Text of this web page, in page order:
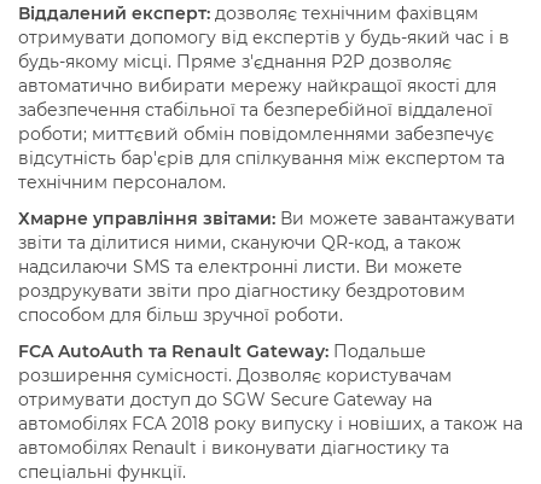
Віддалений експерт: дозволяє технічним фахівцям
отримувати допомогу від експертів у будь-який час і в
будь-якому місці. Пряме з'єднання P2P дозволяє
автоматично вибирати мережу найкращої якості для
забезпечення стабільної та безперебійної віддаленої
роботи; миттєвий обмін повідомленнями забезпечує
відсутність бар'єрів для спілкування між експертом та
технічним персоналом.
Хмарне управління звітами: Ви можете завантажувати
звіти та ділитися ними, скануючи QR-код, а також
надсилаючи SMS та електронні листи. Ви можете
роздрукувати звіти про діагностику бездротовим
способом для більш зручної роботи.
FCA AutoAuth та Renault Gateway: Подальше
розширення сумісності. Дозволяє користувачам
отримувати доступ до SGW Secure Gateway на
автомобілях FCA 2018 року випуску і новіших, а також на
автомобілях Renault і виконувати діагностику та
спеціальні функції.